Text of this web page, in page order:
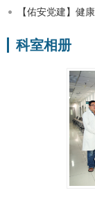
【佑安党建】健
科室相册